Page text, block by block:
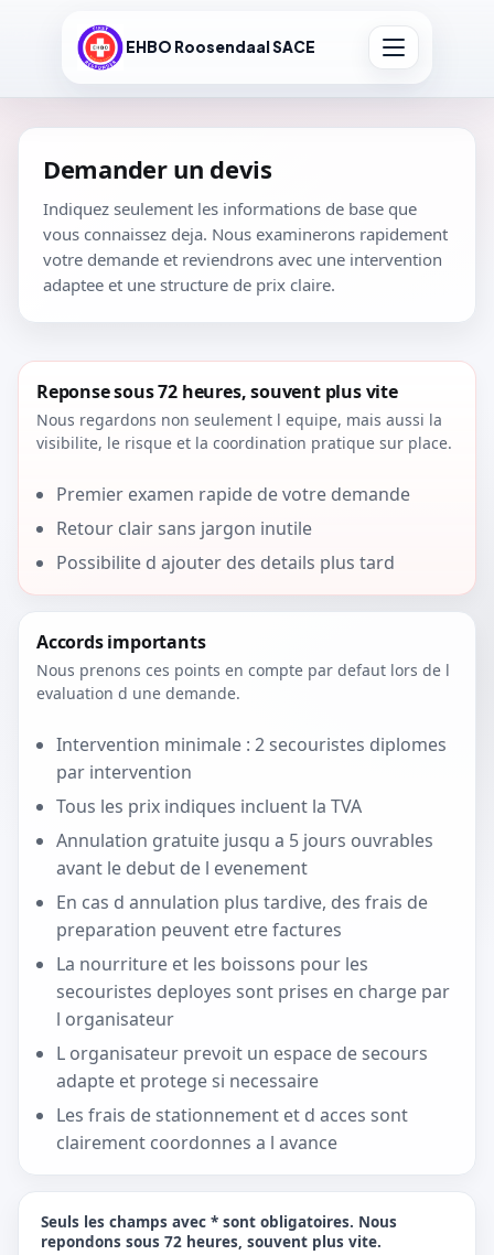
EHBO Roosendaal SACE
Demander un devis
Indiquez seulement les informations de base que
vous connaissez deja. Nous examinerons rapidement
votre demande et reviendrons avec une intervention
adaptee et une structure de prix claire.
Reponse sous 72 heures, souvent plus vite
Nous regardons non seulement l equipe, mais aussi la
visibilite, le risque et la coordination pratique sur place.
Premier examen rapide de votre demande
Retour clair sans jargon inutile
Possibilite d ajouter des details plus tard
Accords importants
Nous prenons ces points en compte par defaut lors de l
evaluation d une demande.
Intervention minimale : 2 secouristes diplomes
par intervention
Tous les prix indiques incluent la TVA
Annulation gratuite jusqu a 5 jours ouvrables
avant le debut de l evenement
En cas d annulation plus tardive, des frais de
preparation peuvent etre factures
La nourriture et les boissons pour les
secouristes deployes sont prises en charge par
l organisateur
L organisateur prevoit un espace de secours
adapte et protege si necessaire
Les frais de stationnement et d acces sont
clairement coordonnes a l avance
Seuls les champs avec * sont obligatoires. Nous
repondons sous 72 heures, souvent plus vite.